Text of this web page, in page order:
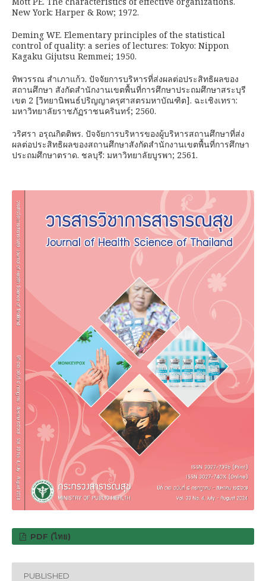
New York: Harper & Row; 1972.
Deming WE. Elementary principles of the statistical
control of quality: a series of lectures: Tokyo: Nippon
Kagaku Gijutsu Remmei; 1950.
ทิพวรรณ สำเภาแก้ว. ปัจจัยการบริหารที่ส่งผลต่อประสิทธิผลของ
สถานศึกษา สังกัดสำนักงานเขตพื้นที่การศึกษาประถมศึกษาสระบุรี
เขต 2 [วิทยานิพนธ์ปริญญาครุศาสตรมหาบัณฑิต]. ฉะเชิงเทรา:
มหาวิทยาลัยราชภัฏราชนครินทร์; 2560.
วริศรา อรุณกิตติพร. ปัจจัยการบริหารของผู้บริหารสถานศึกษาที่ส่ง
ผลต่อประสิทธิผลของสถานศึกษาสังกัดสำนักงานเขตพื้นที่การศึกษา
ประถมศึกษาตราด. ชลบุรี: มหาวิทยาลัยบูรพา; 2561.
PDF (ไทย)
PUBLISHED